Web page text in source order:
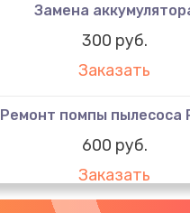
Замена
300 руб.
Заказать
Ремонт помпы пылесоса
600 руб.
Заказать